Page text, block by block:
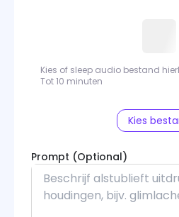
Kies of sleep audio bestand
Tot 10 minuten
Kies
Prompt (Optional)